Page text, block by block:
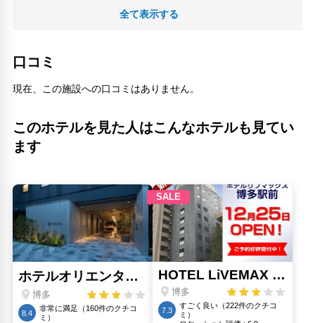
JR博多シティアムプラザ博多(660m)
九州鉄道発祥の地碑(670m)
人参公園(240m)
住吉神社(380m)
キット博多(610m)
キャンドゥ ヨドバシ博多店(670m)
地下鉄 祇園駅(1.12km)
川端飢人地蔵尊(1.16km)
東住吉公園(410m)
つばめの森ひろば(690m)
楽水園(470m)
清流公園(980m)
福岡市交通局(680m)
美野島商店街(580m)
韓国観光公社(760m)
全て表示する
口コミ
現在、この施設への口コミはありません。
このホテルを見た人はこんなホテルも見てい
ます